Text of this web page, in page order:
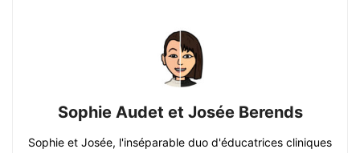
Sophie Audet et Josée Berends
Sophie et Josée, l'inséparable duo d'éducatrices cliniques